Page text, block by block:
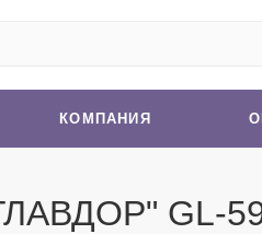
КОМПАНИЯ
GL-